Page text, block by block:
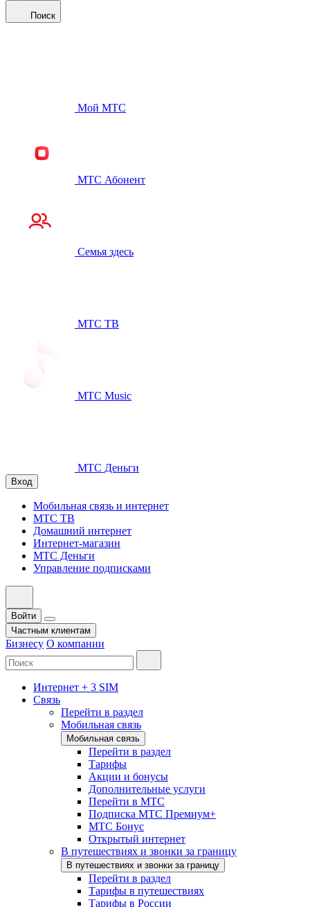
Поиск
Мой МТС
МТС Абонент
Семья здесь
МТС ТВ
МТС Music
МТС Деньги
Вход
Мобильная связь и интернет
МТС ТВ
Домашний интернет
Интернет-магазин
МТС Деньги
Управление подписками
Войти
Частным клиентам
Бизнесу О компании
Интернет + 3 SIM
Связь
Перейти в раздел
Мобильная связь
Мобильная связь
Перейти в раздел
Тарифы
Акции и бонусы
Дополнительные услуги
Перейти в МТС
Подписка МТС Премиум+
МТС Бонус
Открытый интернет
В путешествиях и звонки за границу
В путешествиях и звонки за границу
Перейти в раздел
Тарифы в путешествиях
Тарифы в России